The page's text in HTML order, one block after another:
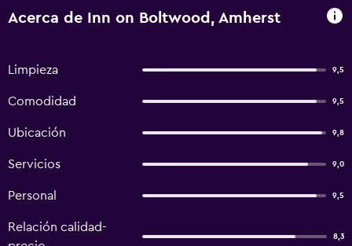
Acerca de Inn on Boltwood, Amherst
Limpieza 9,5
Comodidad 9,5
Ubicación 9,8
Servicios 9,0
Personal 9,5
Relación calidad-
8,3